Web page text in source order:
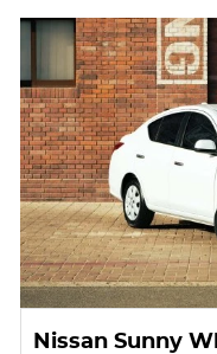
Nissan Sunny